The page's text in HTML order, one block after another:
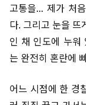
고통을... 제가 처
다. 그리고 눈을 뜨
인 채 인도에 누워
는 완전히 혼란에
어느 시점에 한 경